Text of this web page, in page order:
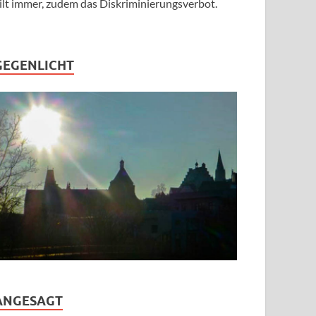
immer, zudem das Diskriminierungsverbot.